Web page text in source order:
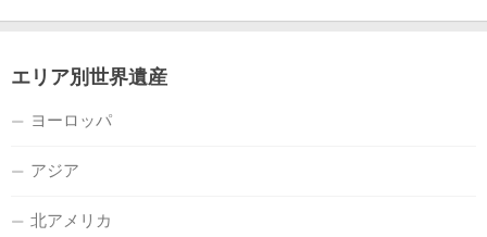
エリア別世界遺産
ヨーロッパ
アジア
北アメリカ